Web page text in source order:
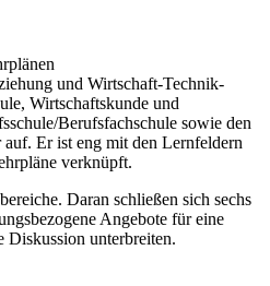
und Wirtschaft-Technik-
Wirtschaftskunde und
Berufsfachschule sowie den
Er ist eng mit den Lernfeldern
verknüpft.
Daran schließen sich sechs
Angebote für eine
Diskussion unterbreiten.